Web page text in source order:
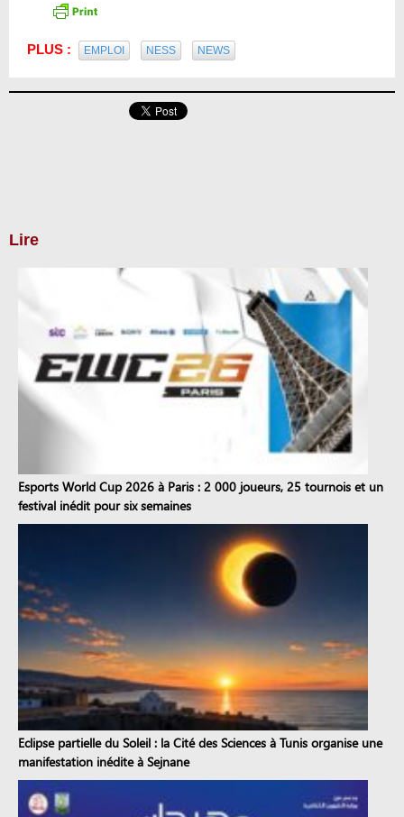
PLUS : EMPLOI NESS NEWS
Lire
Esports World Cup 2026 à Paris : 2 000 joueurs, 25 tournois et un
festival inédit pour six semaines
Eclipse partielle du Soleil : la Cité des Sciences à Tunis organise une
manifestation inédite à Sejnane